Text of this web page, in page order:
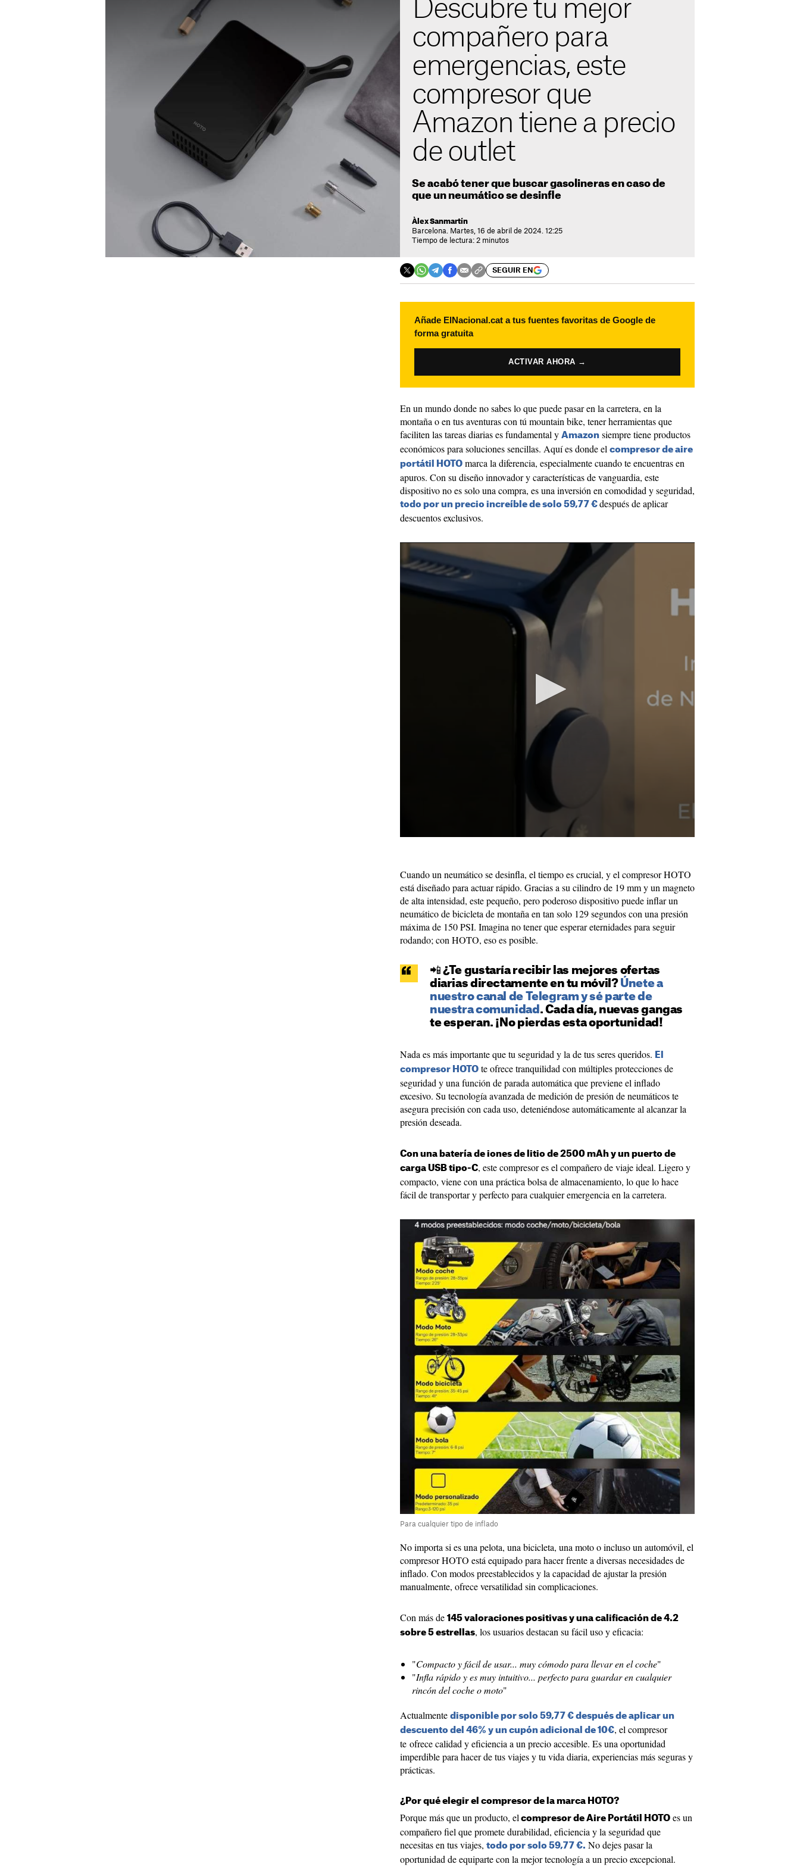
Descubre tu mejor
compañero para
emergencias, este
compresor que
Amazon tiene a precio
de outlet
Se acabó tener que buscar gasolineras en caso de
que un neumático se desinfle
Àlex Sanmartín
Barcelona. Martes, 16 de abril de 2024. 12:25
Tiempo de lectura: 2 minutos
SEGUIR EN
Añade ElNacional.cat a tus fuentes favoritas de Google de
forma gratuita
ACTIVAR AHORA →
En un mundo donde no sabes lo que puede pasar en la carretera, en la
montaña o en tus aventuras con tú mountain bike, tener herramientas que
faciliten las tareas diarias es fundamental y Amazon siempre tiene productos
económicos para soluciones sencillas. Aquí es donde el compresor de aire
portátil HOTO marca la diferencia, especialmente cuando te encuentras en
apuros. Con su diseño innovador y características de vanguardia, este
dispositivo no es solo una compra, es una inversión en comodidad y seguridad,
todo por un precio increíble de solo 59,77 € después de aplicar
descuentos exclusivos.
Cuando un neumático se desinfla, el tiempo es crucial, y el compresor HOTO
está diseñado para actuar rápido. Gracias a su cilindro de 19 mm y un magneto
de alta intensidad, este pequeño, pero poderoso dispositivo puede inflar un
neumático de bicicleta de montaña en tan solo 129 segundos con una presión
máxima de 150 PSI. Imagina no tener que esperar eternidades para seguir
rodando; con HOTO, eso es posible.
📲 ¿Te gustaría recibir las mejores ofertas
diarias directamente en tu móvil? Únete a
nuestro canal de Telegram y sé parte de
nuestra comunidad . Cada día, nuevas gangas
te esperan. ¡No pierdas esta oportunidad!
Nada es más importante que tu seguridad y la de tus seres queridos. El
compresor HOTO te ofrece tranquilidad con múltiples protecciones de
seguridad y una función de parada automática que previene el inflado
excesivo. Su tecnología avanzada de medición de presión de neumáticos te
asegura precisión con cada uso, deteniéndose automáticamente al alcanzar la
presión deseada.
Con una batería de iones de litio de 2500 mAh y un puerto de
carga USB tipo-C, este compresor es el compañero de viaje ideal. Ligero y
compacto, viene con una práctica bolsa de almacenamiento, lo que lo hace
fácil de transportar y perfecto para cualquier emergencia en la carretera.
Para cualquier tipo de inflado
No importa si es una pelota, una bicicleta, una moto o incluso un automóvil, el
compresor HOTO está equipado para hacer frente a diversas necesidades de
inflado. Con modos preestablecidos y la capacidad de ajustar la presión
manualmente, ofrece versatilidad sin complicaciones.
Con más de 145 valoraciones positivas y una calificación de 4.2
sobre 5 estrellas, los usuarios destacan su fácil uso y eficacia:
"Compacto y fácil de usar... muy cómodo para llevar en el coche"
"Infla rápido y es muy intuitivo... perfecto para guardar en cualquier
rincón del coche o moto"
Actualmente disponible por solo 59,77 € después de aplicar un
descuento del 46% y un cupón adicional de 10€, el compresor
te ofrece calidad y eficiencia a un precio accesible. Es una oportunidad
imperdible para hacer de tus viajes y tu vida diaria, experiencias más seguras y
prácticas.
¿Por qué elegir el compresor de la marca HOTO?
Porque más que un producto, el compresor de Aire Portátil HOTO es un
compañero fiel que promete durabilidad, eficiencia y la seguridad que
necesitas en tus viajes, todo por solo 59,77 €. No dejes pasar la
oportunidad de equiparte con la mejor tecnología a un precio excepcional.